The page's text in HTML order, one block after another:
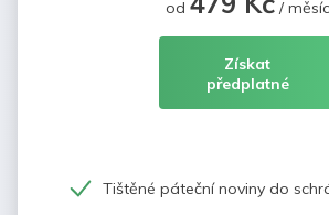
od / měsíc
Získat
předplatné
Tištěné páteční noviny do